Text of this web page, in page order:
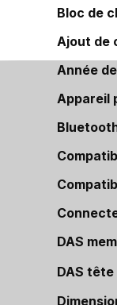
Bloc de
Ajout de
Année
Appareil
DAS
DAS tête